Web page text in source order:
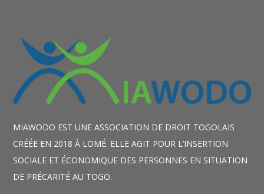
MIAWODO EST UNE ASSOCIATION DE DROIT TOGOLAIS
CRÉÉE EN 2018 À LOMÉ. ELLE AGIT POUR L’INSERTION
SOCIALE ET ÉCONOMIQUE DES PERSONNES EN SITUATION
DE PRÉCARITÉ AU TOGO.